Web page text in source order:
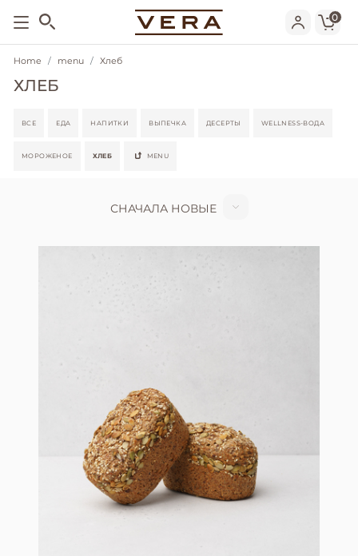
0
Home menu Хлеб
ХЛЕБ
ВСЕ ЕДА НАПИТКИ ВЫПЕЧКА ДЕСЕРТЫ WELLNESS-ВОДА
МОРОЖЕНОЕ ХЛЕБ MENU
СНАЧАЛА НОВЫЕ